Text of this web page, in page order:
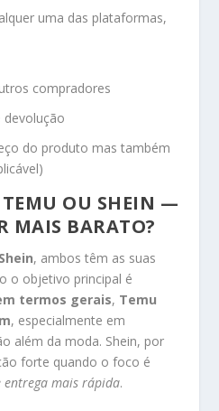
uma das plataformas,
compradores
devolução
do produto mas também
TEMU OU SHEIN —
MAIS BARATO?
, ambos têm as suas
o objetivo principal é
termos gerais, Temu
, especialmente em
além da moda. Shein, por
forte quando o foco é
mais rápida.